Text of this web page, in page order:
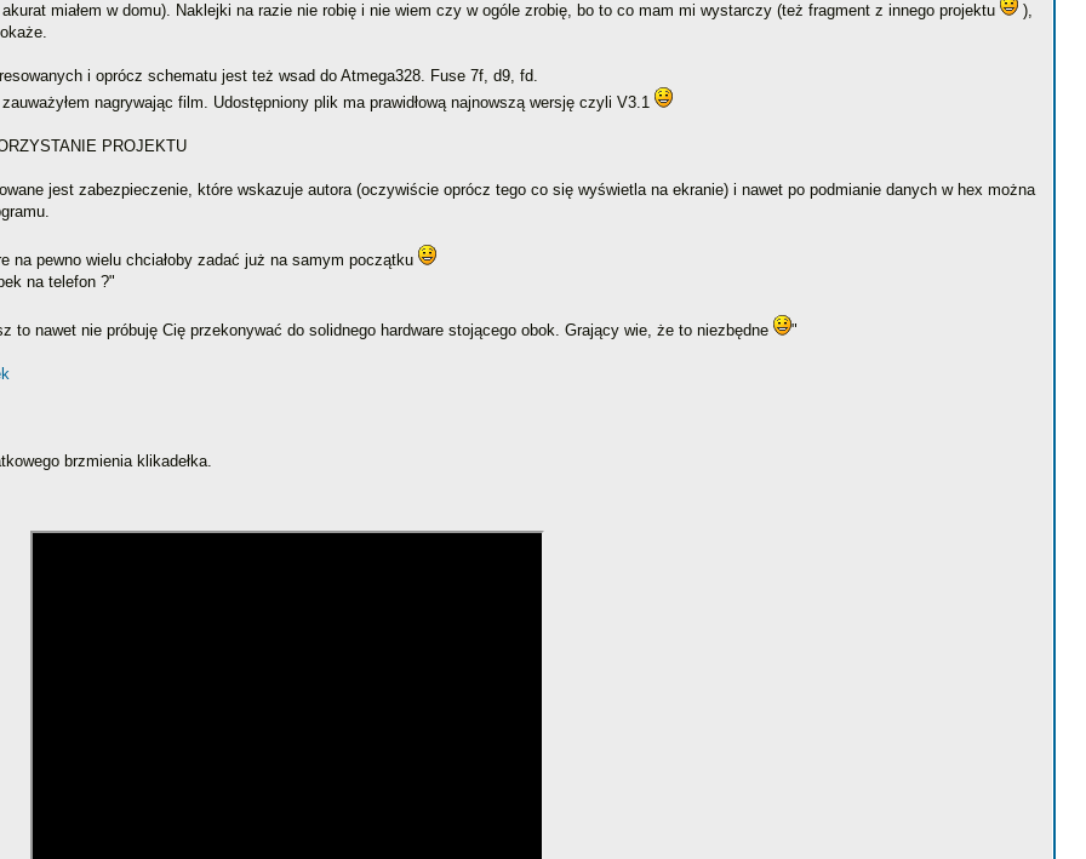
miałem w domu). Naklejki na razie nie robię i nie wiem czy w ogóle zrobię, bo to co mam mi wystarczy (też fragment z innego projektu
),
i oprócz schematu jest też wsad do Atmega328. Fuse 7f, d9, fd.
nagrywając film. Udostępniony plik ma prawidłową najnowszą wersję czyli V3.1
PROJEKTU
jest zabezpieczenie, które wskazuje autora (oczywiście oprócz tego co się wyświetla na ekranie) i nawet po podmianie danych w hex można
na pewno wielu chciałoby zadać już na samym początku
na telefon ?"
to nawet nie próbuję Cię przekonywać do solidnego hardware stojącego obok. Grający wie, że to niezbędne
"
brzmienia klikadełka.